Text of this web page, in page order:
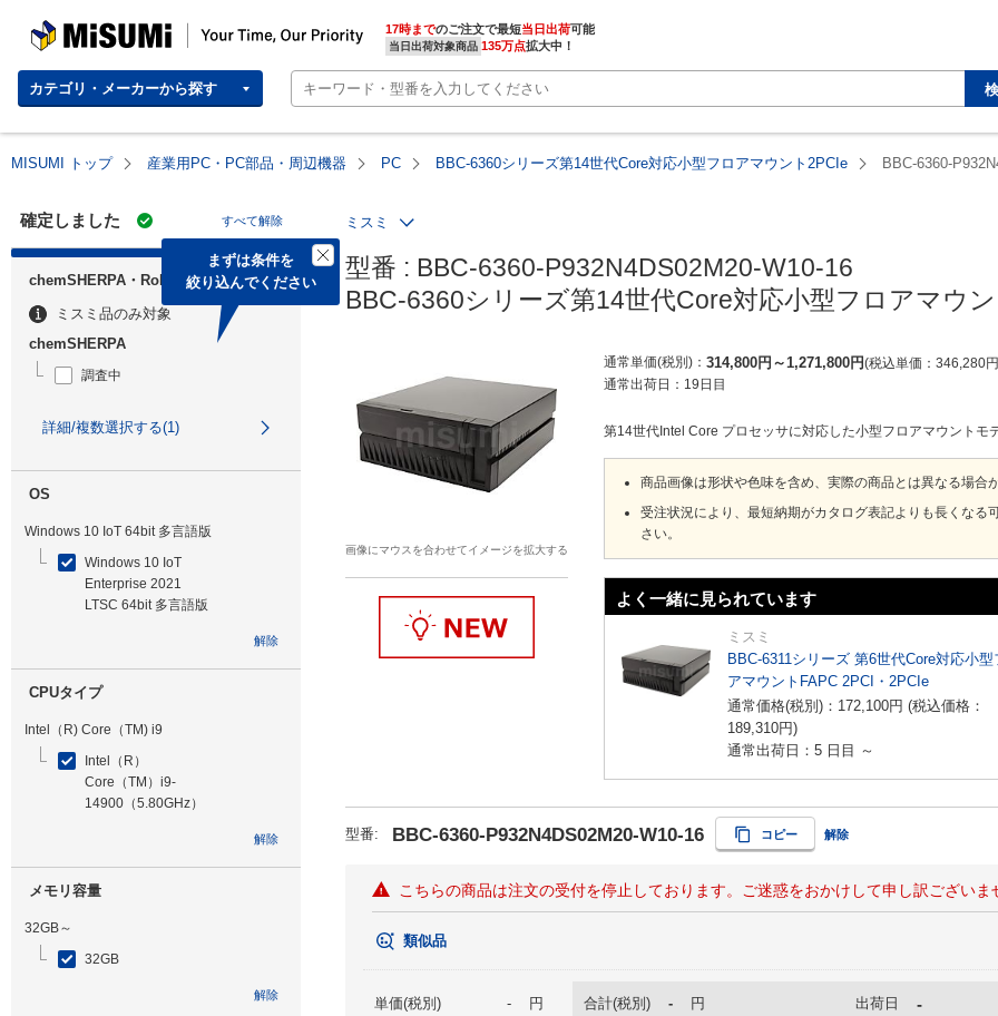
MISUMI | Your Time, Our Priority 17時までのご注文で最短当日出荷
当日出荷対象商品 135万点拡大中！
カテゴリ・メーカーから探す
MISUMI トップ 産業用PC・PC部品・周辺機器 PC BBC-6360シリーズ第14世代Core対応小型フロアマウント2PCIe BBC-6360-
確定しました すべて解除
まずは条件を
絞り込んでください
chemSHERPA・RoHS
ミスミ品のみ対象
chemSHERPA
調査中
詳細/複数選択する(1)
OS
Windows 10 IoT 64bit 多言語版
Windows 10 IoT
Enterprise 2021
LTSC 64bit 多言語版
解除
CPUタイプ
Intel（R) Core（TM) i9
Intel（R）
Core（TM）i9-
14900（5.80GHz）
解除
メモリ容量
32GB～
32GB
解除
ミスミ
型番 : BBC-6360-P932N4DS02M20-W10-16
BBC-6360シリーズ第14世代Core対応小型フロアマウ
画像にマウスを合わせてイメージを拡大する
通常単価(税別) 314,800円 ～1,271,800円 税込単価 346,280円
通常出荷日： 19日目
第14世代Intel Core プロセッサに対応した小型フロアマウントモデ
商品画像は形状や色味を含め、実際の商品とは異なる場合
受注状況により、最短納期がカタログ表記よりも長くな
さい。
よく一緒に見られています
ミスミ
BBC-6311シリーズ 第6世代Core対応小型
アマウントFAPC 2PCI・2PCIe
通常価格(税別)： 172,100円 (税込価格：
189,310円)
通常出荷日：5 日目 ～
型番: BBC-6360-P932N4DS02M20-W10-16 コピー 解除
こちらの商品は注文の受付を停止しております。ご迷惑をおかけして申し訳ございま
類似品
単価(税別) - 円 合計(税別) - 円 出荷日 -